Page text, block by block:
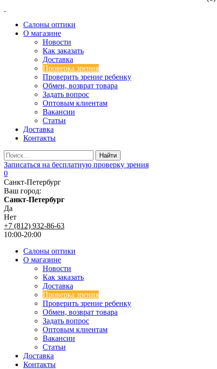
Салоны оптики
О магазине
Новости
Как заказать
Доставка
Проверка зрения
Проверить зрение ребенку
Обмен, возврат товара
Задать вопрос
Оптовым клиентам
Вакансии
Статьи
Доставка
Контакты
Записаться на бесплатную проверку зрения
0
Санкт-Петербург
Ваш город:
Санкт-Петербург
Да
Нет
+7 (812) 932-86-63
10:00-20:00
Салоны оптики
О магазине
Новости
Как заказать
Доставка
Проверка зрения
Проверить зрение ребенку
Обмен, возврат товара
Задать вопрос
Оптовым клиентам
Вакансии
Статьи
Доставка
Контакты